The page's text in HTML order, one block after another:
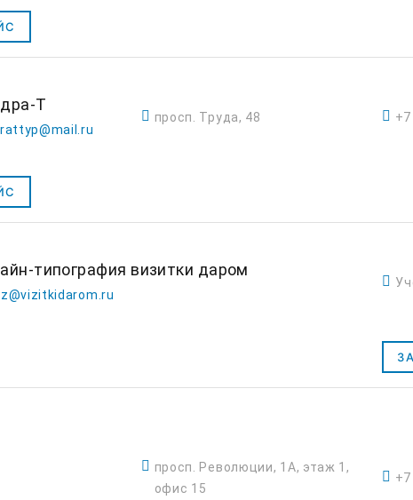
Т
просп. Труда, 48
типография визитки даром
просп. Революции, 1А, этаж 1,
офис 15